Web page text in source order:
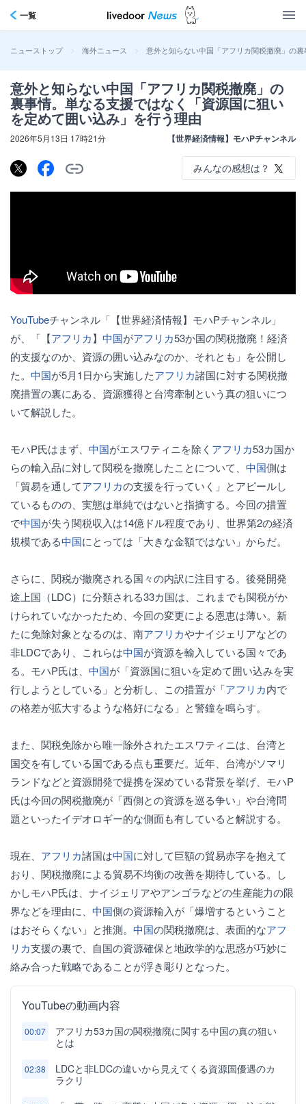
一覧
ニューストップ > 海外ニュース > 意外と知らない中国「アフリカ関税撤廃」の
意外と知らない中国「アフリカ関税撤廃」の
裏事情。単なる支援ではなく「資源国に狙い
を定めて囲い込み」を行う理由
2026年5月13日 17時21分 【世界経済情報】モハPチャンネル
みんなの感想は？
YouTubeチャンネル「【世界経済情報】モハPチャンネル」
が、「【アフリカ】 中国がアフリカ53か国の関税撤廃！経済
的支援なのか、資源の囲い込みなのか、それとも」を公開し
た。 中国が5月1日から実施したアフリカ諸国に対する関税撤
廃措置の裏にある、資源獲得と台湾牽制という真の狙いにつ
いて解説した。
モハP氏はまず、 中国がエスワティニを除く アフリカ53カ国か
らの輸入品に対して関税を撤廃したことについて、 中国側は
「貿易を通してアフリカの支援を行っていく」とアピールし
ているものの、実態は単純ではないと指摘する。今回の措置
で中国が失う関税収入は14億ドル程度であり、世界第2の経済
規模である中国にとっては「大きな金額ではない」からだ。
さらに、関税が撤廃される国々の内訳に注目する。後発開発
途上国（LDC）に分類される33カ国は、これまでも関税がか
けられていなかったため、今回の変更による恩恵は薄い。新
たに免除対象となるのは、南アフリカやナイジェリアなどの
非LDCであり、これらは中国が資源を輸入している国々であ
る。モハP氏は、 中国が「資源国に狙いを定めて囲い込みを実
行しようとしている」と分析し、この措置が「アフリカ内で
の格差が拡大するような格好になる」と警鐘を鳴らす。
また、関税免除から唯一除外されたエスワティニは、台湾と
国交を有している国である点も重要だ。近年、台湾がソマリ
ランドなどと資源開発で提携を深めている背景を挙げ、モハP
氏は今回の関税撤廃が「西側との資源を巡る争い」や台湾問
題といったイデオロギー的な側面も有していると解説する。
現在、 アフリカ諸国は中国に対して巨額の貿易赤字を抱えて
おり、関税撤廃による貿易不均衡の改善を期待している。し
かしモハP氏は、ナイジェリアやアンゴラなどの生産能力の限
界などを理由に、 中国側の資源輸入が「爆増するということ
はおそらくない」と推測。 中国の関税撤廃は、表面的なアフ
リカ支援の裏で、自国の資源確保と地政学的な思惑が巧妙に
絡み合った戦略であることが浮き彫りとなった。
YouTubeの動画内容
00:07
アフリカ53カ国の関税撤廃に関する中国の真の狙い
とは
02:38
LDCと非LDCの違いから見えてくる資源国優遇のカ
ラクリ